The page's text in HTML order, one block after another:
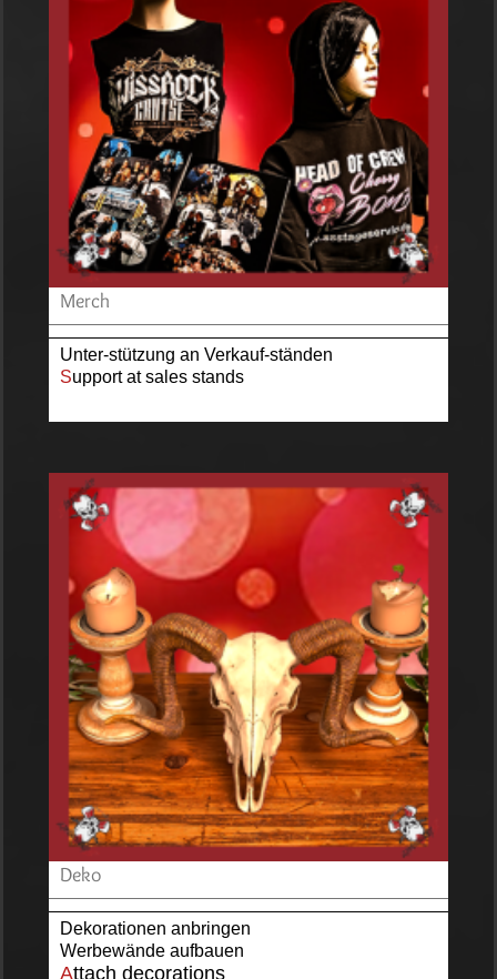
Merch
Unter-stützung an Verkauf-ständen
Support at sales stands
Deko
Dekorationen anbringen
Werbewände aufbauen
Attach decorations